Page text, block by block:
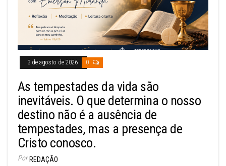
3 de agosto de 2026 0
As tempestades da vida são
inevitáveis. O que determina o nosso
destino não é a ausência de
tempestades, mas a presença de
Cristo conosco.
Por REDAÇÃO